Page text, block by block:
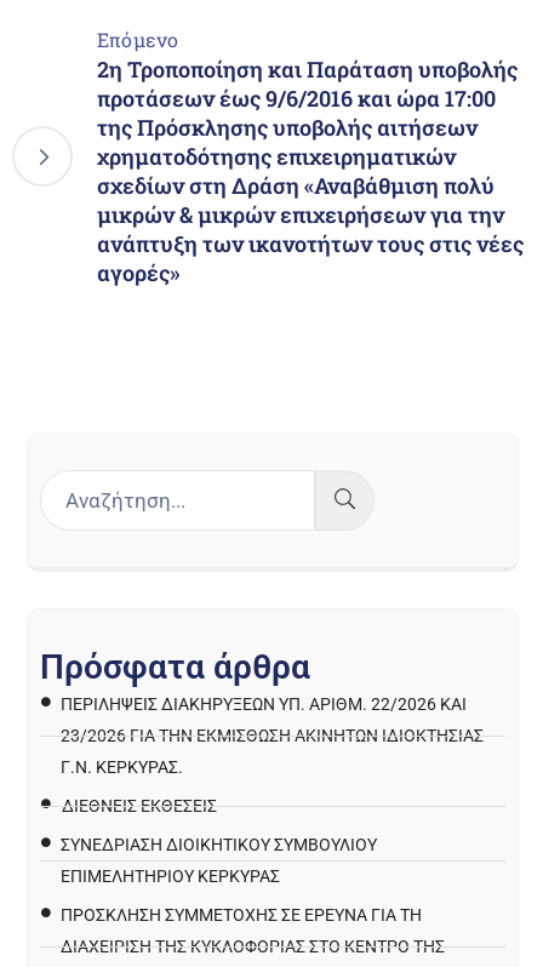
Επόμενο
2η Τροποποίηση και Παράταση υποβολής
προτάσεων έως 9/6/2016 και ώρα 17:00
της Πρόσκλησης υποβολής αιτήσεων
χρηματοδότησης επιχειρηματικών
σχεδίων στη Δράση «Αναβάθμιση πολύ
μικρών & μικρών επιχειρήσεων για την
ανάπτυξη των ικανοτήτων τους στις νέες
αγορές»
Πρόσφατα άρθρα
ΠΕΡΙΛΉΨΕΙΣ ΔΙΑΚΗΡΎΞΕΩΝ ΥΠ. ΑΡΙΘΜ. 22/2026 ΚΑΙ
23/2026 ΓΙΑ ΤΗΝ ΕΚΜΊΣΘΩΣΗ ΑΚΙΝΉΤΩΝ ΙΔΙΟΚΤΗΣΊΑΣ
Γ.Ν. ΚΈΡΚΥΡΑΣ.
ΔΙΕΘΝΕΙΣ ΕΚΘΕΣΕΙΣ
ΣΥΝΕΔΡΙΑΣΗ ΔΙΟΙΚΗΤΙΚΟΥ ΣΥΜΒΟΥΛΙΟΥ
ΕΠΙΜΕΛΗΤΗΡΙΟΥ ΚΕΡΚΥΡΑΣ
ΠΡΌΣΚΛΗΣΗ ΣΥΜΜΕΤΟΧΉΣ ΣΕ ΈΡΕΥΝΑ ΓΙΑ ΤΗ
ΔΙΑΧΕΊΡΙΣΗ ΤΗΣ ΚΥΚΛΟΦΟΡΊΑΣ ΣΤΟ ΚΈΝΤΡΟ ΤΗΣ